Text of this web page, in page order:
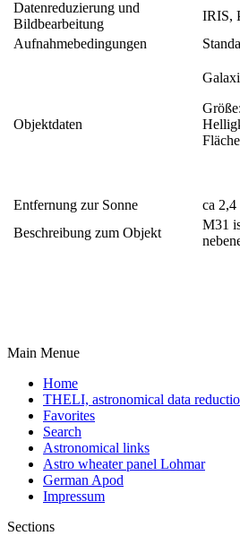
Datenreduzierung und
Bildbearbeitung
IRIS,
Aufnahmebedingungen
Objektdaten
Entfernung zur Sonne
ca
Beschreibung zum Objekt
M31
Main Menue
Home
THELI, astronomical data
Favorites
Search
Astronomical links
Astro wheater panel Lohmar
German Apod
Impressum
Sections